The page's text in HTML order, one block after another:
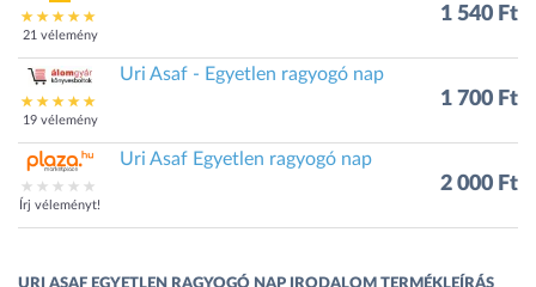
21 vélemény
1 540 Ft
19 vélemény
Uri Asaf - Egyetlen ragyogó nap
1 700 Ft
Írj véleményt!
Uri Asaf Egyetlen ragyogó nap
2 000 Ft